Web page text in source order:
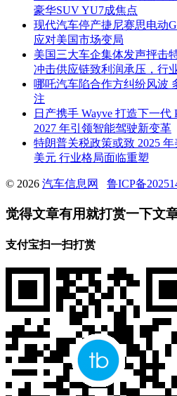
豪华SUV YU7成焦点
现代汽车停产捷尼赛思电动
应对美国市场变局
美国三大车企集体发声抨击
冲击供应链致利润承压，行
哪吒汽车陷合作方纠纷风波
注
日产携手 Wayve 打造下一代
2027 年引领智能驾驶新变革
特朗普关税政策或致 2025
美元 行业格局面临重塑
© 2026 汽车信息网 鲁ICP备
觉得文章有用就打赏一下文
支付宝扫一扫打赏